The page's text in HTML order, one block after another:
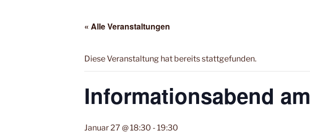
« Alle Veranstaltungen
Diese Veranstaltung hat bereits stattgefunden.
Informationsabend
Januar 27 @ 18:30 - 19:30